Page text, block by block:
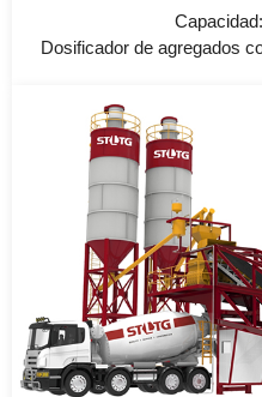
Dosificador de agregados